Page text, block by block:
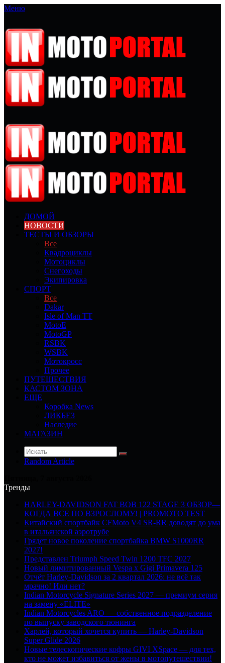
Меню
ДОМОЙ
НОВОСТИ
ТЕСТЫ И ОБЗОРЫ
Все
Квадроциклы
Мотоциклы
Снегоходы
Экипировка
СПОРТ
Все
Dakar
Isle of Man TT
MotoE
MotoGP
RSBK
WSBK
Мотокросс
Прочее
ПУТЕШЕСТВИЯ
КАСТОМ ЗОНА
ЕЩЕ
Коробка News
ЛИКБЕЗ
Наследие
МАГАЗИН
Random Article
Тренды
HARLEY-DAVIDSON FAT BOB 122 STAGE 3 ОБЗОР—
КОГДА ВСЕ ПО ВЗРОСЛОМУ! | PROMOTO TEST
Китайский спортбайк CFMoto V4 SR-RR доводят до ума
в итальянской аэротрубе
Грядет новое поколение спортбайка BMW S1000RR
2027!
Представлен Triumph Speed Twin 1200 TFC 2027
Новый лимитированный Vespa x Gigi Primavera 125
Отчёт Harley-Davidson за 2 квартал 2026: не всё так
мрачно! Или нет?
Indian Motorcycle Signature Series 2027 — премиум серия
на замену «ELITE»
Indian Motorcycles ARO — собственное подразделение
по выпуску заводского тюнинга
Харлей, который хочется купить — Harley-Davidson
Super Glide 2026
Новые телескопические кофры GIVI XSpace — для тех,
кто не может избавиться от жены в мотопутешествии!